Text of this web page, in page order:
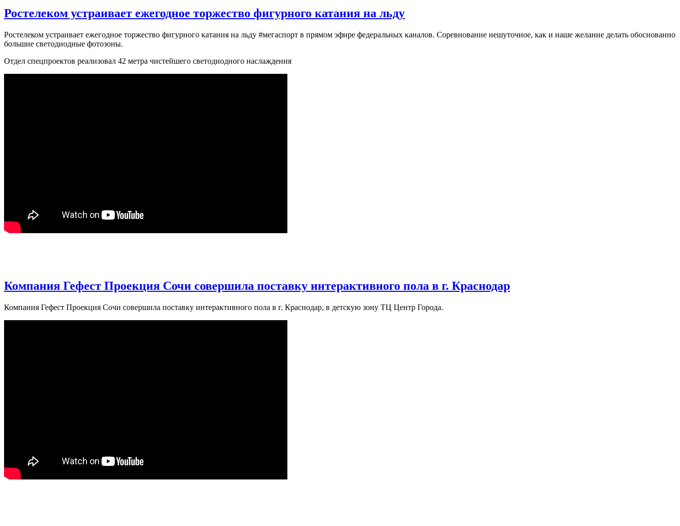
Ростелеком устраивает ежегодное торжество фигурного катания на льду
Ростелеком устраивает ежегодное торжество фигурного катания на льду #мегаспорт в прямом эфире федеральных каналов. Соревнование нешуточное, как и наше желание делать обоснованно
большие светодиодные фотозоны.
Отдел спецпроектов реализовал 42 метра чистейшего светодиодного наслаждения
Компания Гефест Проекция Сочи совершила поставку интерактивного пола в г. Краснодар
Компания Гефест Проекция Сочи совершила поставку интерактивного пола в г. Краснодар, в детскую зону ТЦ Центр Города.